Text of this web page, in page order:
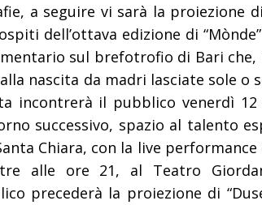
a seguire vi sarà la proiezione
dell’ottava edizione di
sul brefotrofio di Bari che,
nascita da madri lasciate sole
incontrerà il pubblico venerdì
successivo, spazio al talento
Chiara, con la live
alle ore 21, al Teatro
precederà la proiezione di